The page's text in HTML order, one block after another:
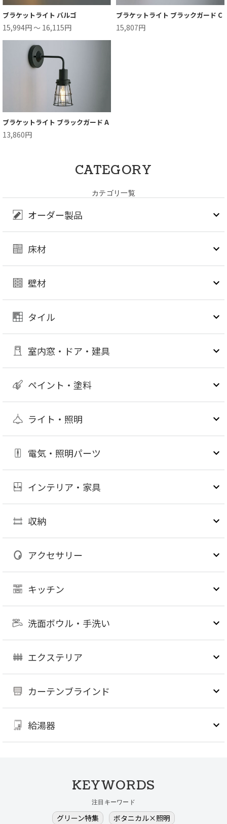
ブラケットライト バルゴ
15,994円 ～ 16,115円
ブラケットライト ブラックガード C
15,807円
ブラケットライト ブラックガード A
13,860円
CATEGORY
カテゴリ一覧
オーダー製品
床材
壁材
タイル
室内窓・ドア・建具
ペイント・塗料
ライト・照明
電気・照明パーツ
インテリア・家具
収納
アクセサリー
キッチン
洗面ボウル・手洗い
エクステリア
カーテンブラインド
給湯器
KEYWORDS
注目キーワード
グリーン特集
ボタニカル×照明